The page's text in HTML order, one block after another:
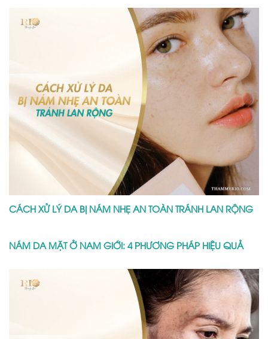
CÁCH XỬ LÝ DA BỊ NÁM NHẸ AN TOÀN TRÁNH LAN RỘNG
NÁM DA MẶT Ở NAM GIỚI: 4 PHƯƠNG PHÁP HIỆU QUẢ